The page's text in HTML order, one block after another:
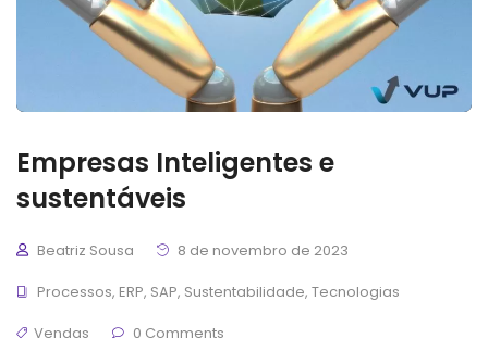
Empresas Inteligentes e
sustentáveis
Beatriz Sousa
8 de novembro de 2023
Processos, ERP, SAP, Sustentabilidade, Tecnologias
Vendas
0 Comments